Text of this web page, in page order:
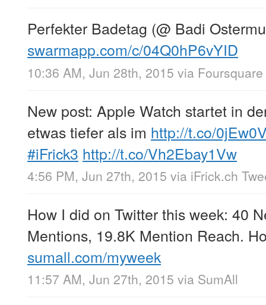
Perfekter Badetag (@ Badi
swarmapp.com/c/04Q0hP6vYID
10:36 AM, Jun 28th, 2015 via Foursquare
New post: Apple Watch startet in
etwas tiefer als im http://t.co/
#iFrick3 http://t.co/Vh2Ebay1Vw
4:56 PM, Jun 27th, 2015 via iFrick.ch
How I did on Twitter this week: 40
Mentions, 19.8K Mention Reach.
sumall.com/myweek
11:57 AM, Jun 27th, 2015 via SumAll